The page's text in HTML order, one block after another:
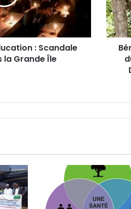
: Scandale
la Grande Île